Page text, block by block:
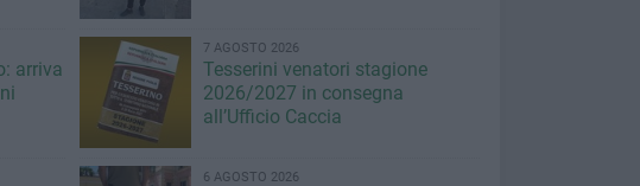
arriva
7 AGOSTO 2026
Tesserini venatori stagione
2026/2027 in consegna
all’Ufficio Caccia
6 AGOSTO 2026